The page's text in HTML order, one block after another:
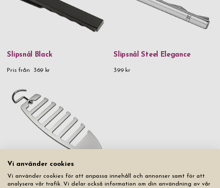
därefter. Det är helt upp till dig i vilken ordning du tar det.
Köp en slipsnål med gravyr i guld, silver eller svart och
online så har du hittat rätt, gör din beställning redan idag.
Slipsnål Black
Pris från 369 kr
Slipsnål Steel Elegance
399 kr
Slipshängare Franz
Slut i lager
Vi använder cookies
Vi använder cookies för att anpassa innehåll och annonser samt för att
analysera vår trafik. Vi delar också information om din användning av vår